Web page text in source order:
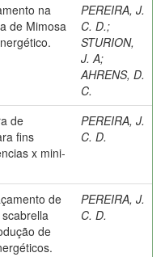
na
de Mimosa
PEREIRA, J.
C. D.;
STURION,
J. A;
AHRENS, D.
C.
de
fins
x mini-
PEREIRA, J.
C. D.
de
de
PEREIRA, J.
C. D.